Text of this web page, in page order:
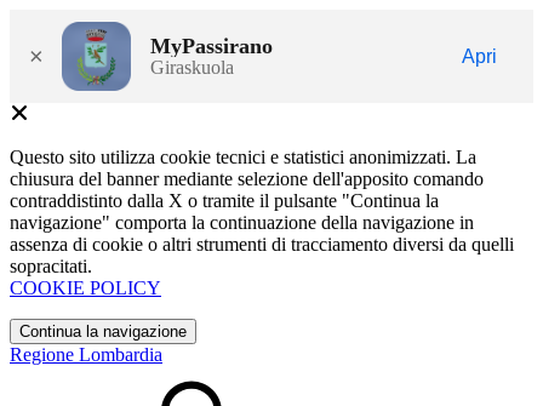
× MyPassirano
Giraskuola
Apri
Questo sito utilizza cookie tecnici e statistici anonimizzati. La
chiusura del banner mediante selezione dell'apposito comando
contraddistinto dalla X o tramite il pulsante "Continua la
navigazione" comporta la continuazione della navigazione in
assenza di cookie o altri strumenti di tracciamento diversi da quelli
sopracitati.
COOKIE POLICY
Continua la navigazione
Regione Lombardia